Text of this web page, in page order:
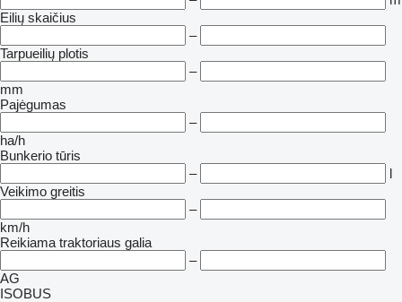
Eilių skaičius
–
Tarpueilių plotis
–
mm
Pajėgumas
–
ha/h
Bunkerio tūris
–
l
Veikimo greitis
–
km/h
Reikiama traktoriaus galia
–
AG
ISOBUS